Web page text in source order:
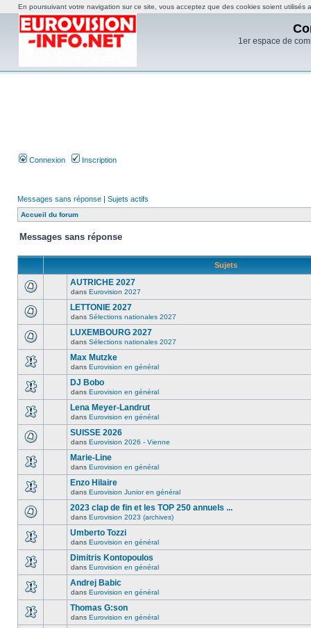
1er espace de
Connexion Inscription
Messages sans réponse | Sujets actifs
Accueil du forum
Messages sans réponse
Sujets
AUTRICHE 2027
dans Eurovision 2027
LETTONIE 2027
dans Sélections nationales 2027
LUXEMBOURG 2027
dans Sélections nationales 2027
Max Mutzke
dans Eurovision en général
DJ Bobo
dans Eurovision en général
Lena Meyer-Landrut
dans Eurovision en général
SUISSE 2026
dans Eurovision 2026 - Vienne
Marie-Line
dans Eurovision en général
Enzo Hilaire
dans Eurovision Junior en général
2023 clap de fin et les TOP 250 annuels ...
dans Eurovision 2023 (archives)
Umberto Tozzi
dans Eurovision en général
Dimitris Kontopoulos
dans Eurovision en général
Andrej Babic
dans Eurovision en général
Thomas G:son
dans Eurovision en général
En poursuivant votre navigation sur ce site, vous acceptez que des cookies soient